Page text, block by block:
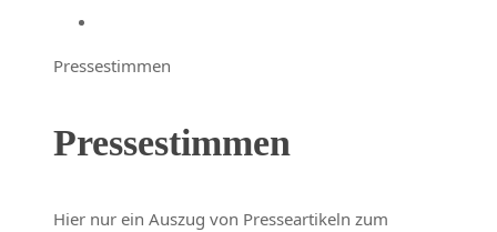
Startseite
Pressestimmen
Pressestimmen
Hier nur ein Auszug von Presseartikeln zum